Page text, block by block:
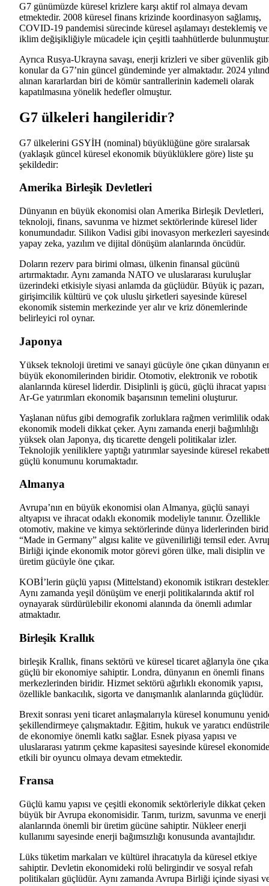
G7 günümüzde küresel krizlere karşı aktif rol almaya devam
etmektedir. 2008 küresel finans krizinde koordinasyon sağlamış,
COVID-19 pandemisi sürecinde küresel aşılamayı desteklemiş ve
iklim değişikliğiyle mücadele için çeşitli taahhütlerde
Ayrıca Rusya-Ukrayna savaşı, enerji krizleri ve siber güvenlik
konular da G7’nin güncel gündeminde yer almaktadır. 2024
alınan kararlardan biri de kömür santrallerinin kademeli olarak
kapatılmasına yönelik hedefler olmuştur.
G7 ülkeleri hangileridir?
G7 ülkelerini GSYİH (nominal) büyüklüğüne göre sıralarsak
(yaklaşık güncel küresel ekonomik büyüklüklere göre) liste şu
şekildedir:
Amerika Birleşik Devletleri
Dünyanın en büyük ekonomisi olan Amerika Birleşik Devletleri,
teknoloji, finans, savunma ve hizmet sektörlerinde küresel lider
konumundadır. Silikon Vadisi gibi inovasyon merkezleri
yapay zeka, yazılım ve dijital dönüşüm alanlarında öncüdür.
Doların rezerv para birimi olması, ülkenin finansal gücünü
artırmaktadır. Aynı zamanda NATO ve uluslararası kuruluşlar
üzerindeki etkisiyle siyasi anlamda da güçlüdür. Büyük iç pazarı,
girişimcilik kültürü ve çok uluslu şirketleri sayesinde küresel
ekonomik sistemin merkezinde yer alır ve kriz dönemlerinde
belirleyici rol oynar.
Japonya
Yüksek teknoloji üretimi ve sanayi gücüyle öne çıkan dünyanın
büyük ekonomilerinden biridir. Otomotiv, elektronik ve robotik
alanlarında küresel liderdir. Disiplinli iş gücü, güçlü ihracat yapısı
Ar-Ge yatırımları ekonomik başarısının temelini oluşturur.
Yaşlanan nüfus gibi demografik zorluklara rağmen verimlilik
ekonomik modeli dikkat çeker. Aynı zamanda enerji bağımlılığı
yüksek olan Japonya, dış ticarette dengeli politikalar izler.
Teknolojik yeniliklere yaptığı yatırımlar sayesinde küresel
güçlü konumunu korumaktadır.
Almanya
Avrupa’nın en büyük ekonomisi olan Almanya, güçlü sanayi
altyapısı ve ihracat odaklı ekonomik modeliyle tanınır. Özellikle
otomotiv, makine ve kimya sektörlerinde dünya liderlerinden
“Made in Germany” algısı kalite ve güvenilirliği temsil eder.
Birliği içinde ekonomik motor görevi gören ülke, mali disiplin ve
üretim gücüyle öne çıkar.
KOBİ’lerin güçlü yapısı (Mittelstand) ekonomik istikrarı
Aynı zamanda yeşil dönüşüm ve enerji politikalarında aktif rol
oynayarak sürdürülebilir ekonomi alanında da önemli adımlar
atmaktadır.
Birleşik Krallık
birleşik Krallık, finans sektörü ve küresel ticaret ağlarıyla öne
güçlü bir ekonomiye sahiptir. Londra, dünyanın en önemli finans
merkezlerinden biridir. Hizmet sektörü ağırlıklı ekonomik yapısı,
özellikle bankacılık, sigorta ve danışmanlık alanlarında güçlüdür.
Brexit sonrası yeni ticaret anlaşmalarıyla küresel konumunu
şekillendirmeye çalışmaktadır. Eğitim, hukuk ve yaratıcı
de ekonomiye önemli katkı sağlar. Esnek piyasa yapısı ve
uluslararası yatırım çekme kapasitesi sayesinde küresel ekonomide
etkili bir oyuncu olmaya devam etmektedir.
Fransa
Güçlü kamu yapısı ve çeşitli ekonomik sektörleriyle dikkat çeken
büyük bir Avrupa ekonomisidir. Tarım, turizm, savunma ve enerji
alanlarında önemli bir üretim gücüne sahiptir. Nükleer enerji
kullanımı sayesinde enerji bağımsızlığı konusunda avantajlıdır.
Lüks tüketim markaları ve kültürel ihracatıyla da küresel etkiye
sahiptir. Devletin ekonomideki rolü belirgindir ve sosyal refah
politikaları güçlüdür. Aynı zamanda Avrupa Birliği içinde siyasi